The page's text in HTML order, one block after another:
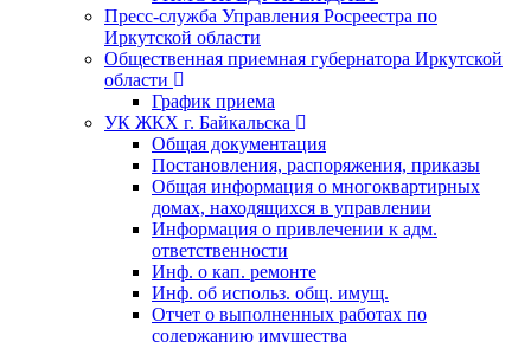
Пресс-служба Управления Росреестра по
Иркутской области
Общественная приемная губернатора Иркутской
области
График приема
УК ЖКХ г. Байкальска
Общая документация
Постановления, распоряжения, приказы
Общая информация о многоквартирных
домах, находящихся в управлении
Информация о привлечении к адм.
ответственности
Инф. о кап. ремонте
Инф. об использ. общ. имущ.
Отчет о выполненных работах по
содержанию имущества